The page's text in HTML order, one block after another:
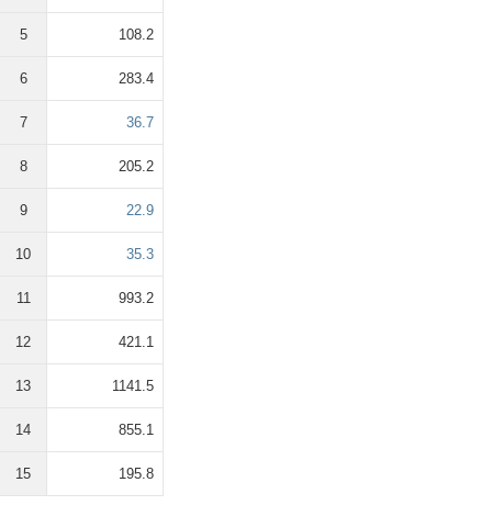
5 108.2
6 283.4
7 36.7
8 205.2
9 22.9
10 35.3
11 993.2
12 421.1
13 1141.5
14 855.1
15 195.8